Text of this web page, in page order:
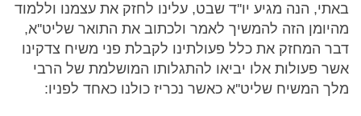
באתי, הנה מגיע יו''ד שבט, עלינו לחזק את עצמנו וללמוד
מהיומן הזה להמשיך לאמר ולכתוב את התואר שליט''א,
דבר המחזק את כלל פעולתינו לקבלת פני משיח צדקינו
אשר פעולות אלו יביאו להתגלותו המושלמת של הרבי
מלך המשיח שליט''א כאשר נכריז כולנו כאחד לפניו: